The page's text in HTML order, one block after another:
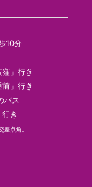
10分
」行き
」行き
バス
き
点角。